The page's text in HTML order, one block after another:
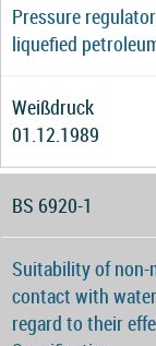
Pressure
liquefied
Weißdruck
01.12.1989
BS 6920-1
Suitability of non-
contact with
regard to their